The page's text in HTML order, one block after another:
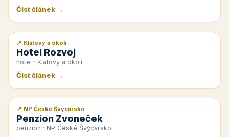
Číst článek →
📰 PR článek
📍 Klatovy a okolí
Hotel Rozvoj
hotel · Klatovy a okolí
Číst článek →
📰 PR článek
📍 NP České Švýcarsko
Penzion Zvoneček
penzion · NP České Švýcarsko